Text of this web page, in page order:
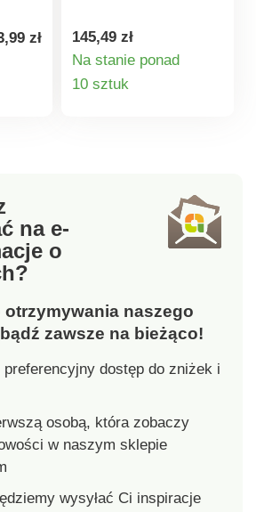
się
zł
niemal zabawą. A
wszystko to bez
wiadra, mokrych rąk i
schylania się dzięki
uchwycie można
precyzyjnie dozować
niezbędny środek
pojemnika. Materiał :
metal, tworzywo
sztuczne. Wymiary :
128 x 38 x 11,5 cm.
na wodę o pojemności
640 ml Miękki uchwyt
mikrofibry Składany,
145,49 zł
Na stanie ponad
10 sztuk
na e-
o
otrzymywania naszego
zawsze na bieżąco!
dostęp do zniżek i
osobą, która zobaczy
w naszym sklepie
wysyłać Ci inspiracje